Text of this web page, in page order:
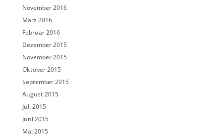
November 2016
März 2016
Februar 2016
Dezember 2015
November 2015
Oktober 2015
September 2015
August 2015
Juli 2015
Juni 2015
Mai 2015